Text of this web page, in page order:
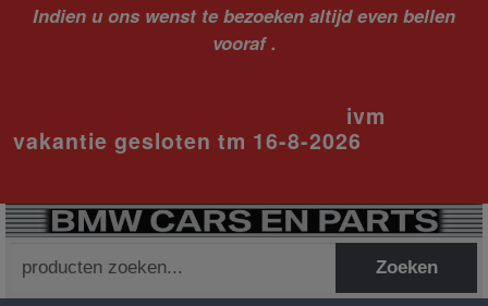
Indien u ons wenst te bezoeken altijd even bellen
vooraf .
ivm
vakantie gesloten tm 16-8-2026
naar:
Zoeken